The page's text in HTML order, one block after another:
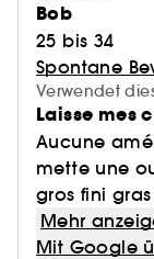
Bob
25 bis 34
Spontane
Verwendet
Laisse mes
Aucune
mette une
gros fini
Mehr
Mit Google